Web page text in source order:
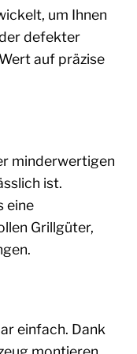
um Ihnen
defekter
auf präzise
minderwertigen
ist.
eine
Grillgüter,
einfach. Dank